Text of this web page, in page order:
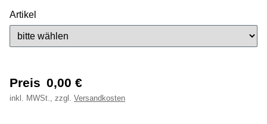
Artikel
Preis 0,00 €
inkl. MWSt., zzgl. Versandkosten